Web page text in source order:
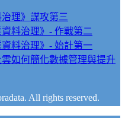
理》謀攻第三
料治理》- 作戰第二
料治理》- 始計第一
如何簡化數據管理與提升
All rights reserved.